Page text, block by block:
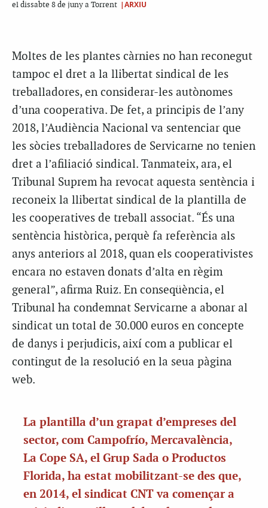
el dissabte 8 de juny a Torrent |ARXIU
Moltes de les plantes càrnies no han reconegut
tampoc el dret a la llibertat sindical de les
treballadores, en considerar-les autònomes
d’una cooperativa. De fet, a principis de l’any
2018, l’Audiència Nacional va sentenciar que
les sòcies treballadores de Servicarne no tenien
dret a l’afiliació sindical. Tanmateix, ara, el
Tribunal Suprem ha revocat aquesta sentència i
reconeix la llibertat sindical de la plantilla de
les cooperatives de treball associat. “És una
sentència històrica, perquè fa referència als
anys anteriors al 2018, quan els cooperativistes
encara no estaven donats d’alta en règim
general”, afirma Ruiz. En conseqüència, el
Tribunal ha condemnat Servicarne a abonar al
sindicat un total de 30.000 euros en concepte
de danys i perjudicis, així com a publicar el
contingut de la resolució en la seua pàgina
web.
La plantilla d’un grapat d’empreses del
sector, com Campofrío, Mercavalència,
La Cope SA, el Grup Sada o Productos
Florida, ha estat mobilitzant-se des que,
en 2014, el sindicat CNT va començar a